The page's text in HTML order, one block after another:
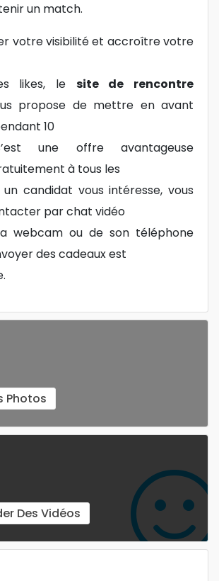
un match.
votre visibilité et accroître votre
likes, le site de rencontre
propose de mettre en avant
10
une offre avantageuse
à tous les
un candidat vous intéresse, vous
par chat vidéo
webcam ou de son téléphone
des cadeaux est
Photos
Des Vidéos